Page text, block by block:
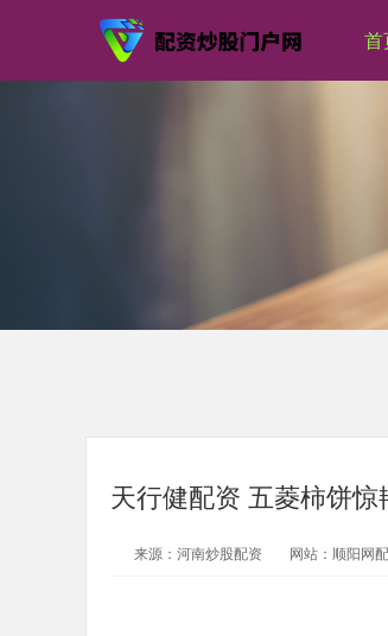
天行健配资 五菱柿饼
来源：河南炒股配资 网站：顺阳网